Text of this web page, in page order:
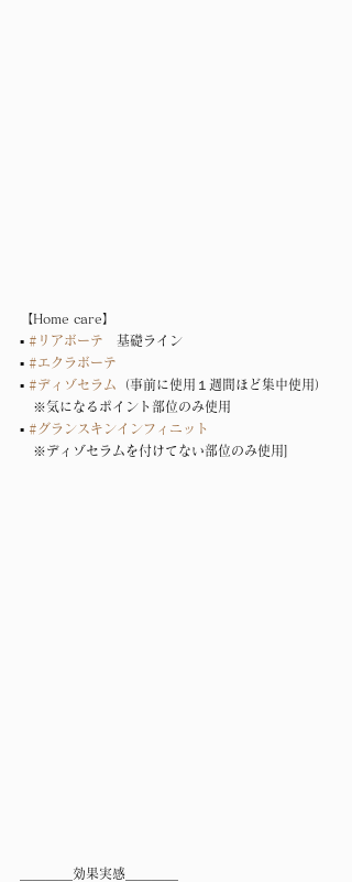
【Home care】
▪︎ #リアボーテ 基礎ライン
▪︎ #エクラボーテ
▪︎ #ディゾセラム （事前に使用１週間ほど集中使用）
※気になるポイント部位のみ使用
▪︎ #グランスキンインフィニット
※ディゾセラムを付けてない部位のみ使用]
＿＿＿＿効果実感＿＿＿＿